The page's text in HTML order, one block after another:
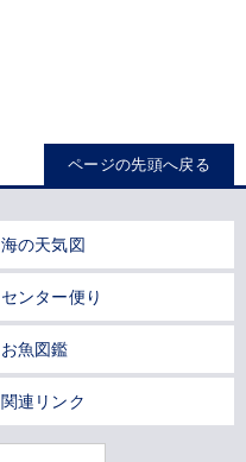
ページの先頭へ戻る
海の天気図
センター便り
お魚図鑑
関連リンク